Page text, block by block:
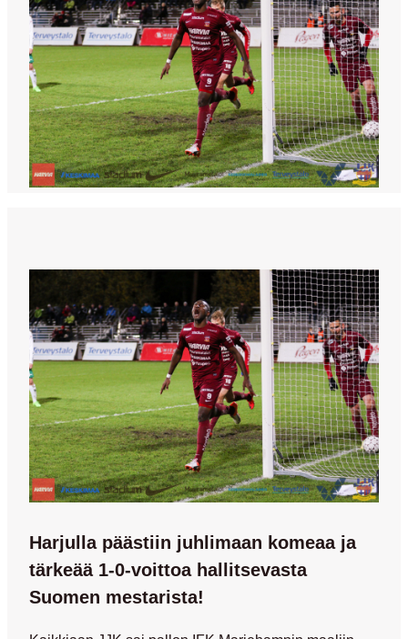
Harjulla päästiin juhlimaan komeaa ja
tärkeää 1-0-voittoa hallitsevasta
Suomen mestarista!